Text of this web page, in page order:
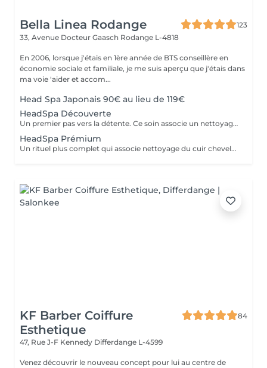
Bella Linea Rodange
123
33, Avenue Docteur Gaasch Rodange L-4818
En 2006, lorsque j'étais en 1ère année de BTS conseillère en
économie sociale et familiale, je me suis aperçu que j'étais dans
ma voie 'aider et accom...
Head Spa Japonais 90€ au lieu de 119€
HeadSpa Découverte
Un premier pas vers la détente. Ce soin associe un nettoyage doux du cuir chevelu à un massage relaxant qui stimule la circulation et libère les tensions. Idéal pour découvrir l'expérience Head Spa et profiter d'un moment de bien-être immédiat.
HeadSpa Prémium
Un rituel plus complet qui associe nettoyage du cuir chevelu, massage profond et soins spécifiques adaptés à vos besoins (hydratation, apaisement, vitalité). L'utilisation de vapeur permet de renforcer l'efficacité des soins et d'apporter une relaxation encore plus intense.
KF Barber Coiffure
Esthetique
84
47, Rue J-F Kennedy Differdange L-4599
Venez découvrir le nouveau concept pour lui au centre de